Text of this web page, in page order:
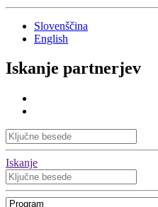
Slovenščina
English
Iskanje partnerjev
Iskanje